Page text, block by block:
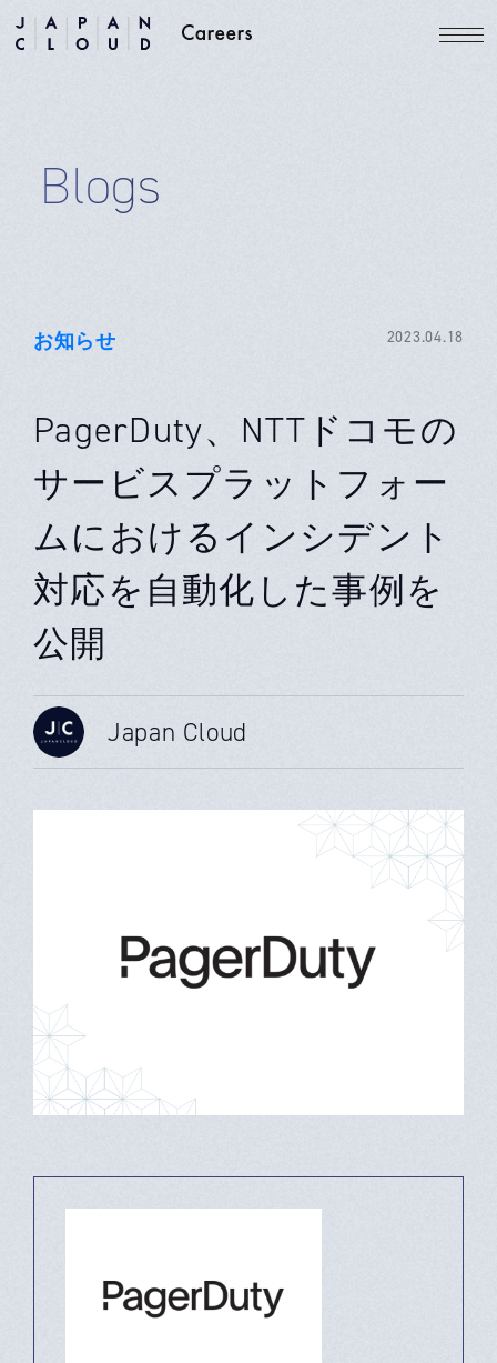
Blogs
お知らせ 2023.04.18
PagerDuty、NTTドコモの
サービスプラットフォー
ムにおけるインシデント
対応を自動化した事例を
公開
Japan Cloud